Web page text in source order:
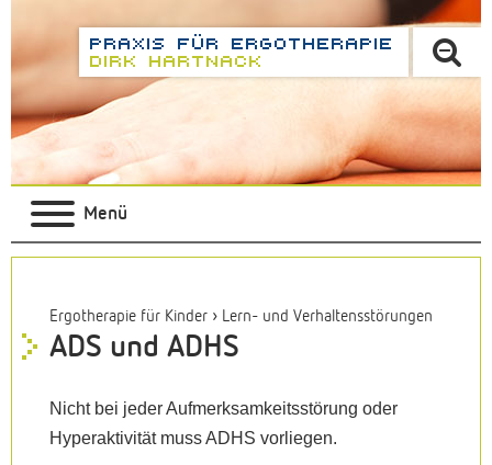
Menü
Ergotherapie für Kinder › Lern- und Verhaltensstörungen
ADS und ADHS
Nicht bei jeder Aufmerksamkeitsstörung oder
Hyperaktivität muss ADHS vorliegen.